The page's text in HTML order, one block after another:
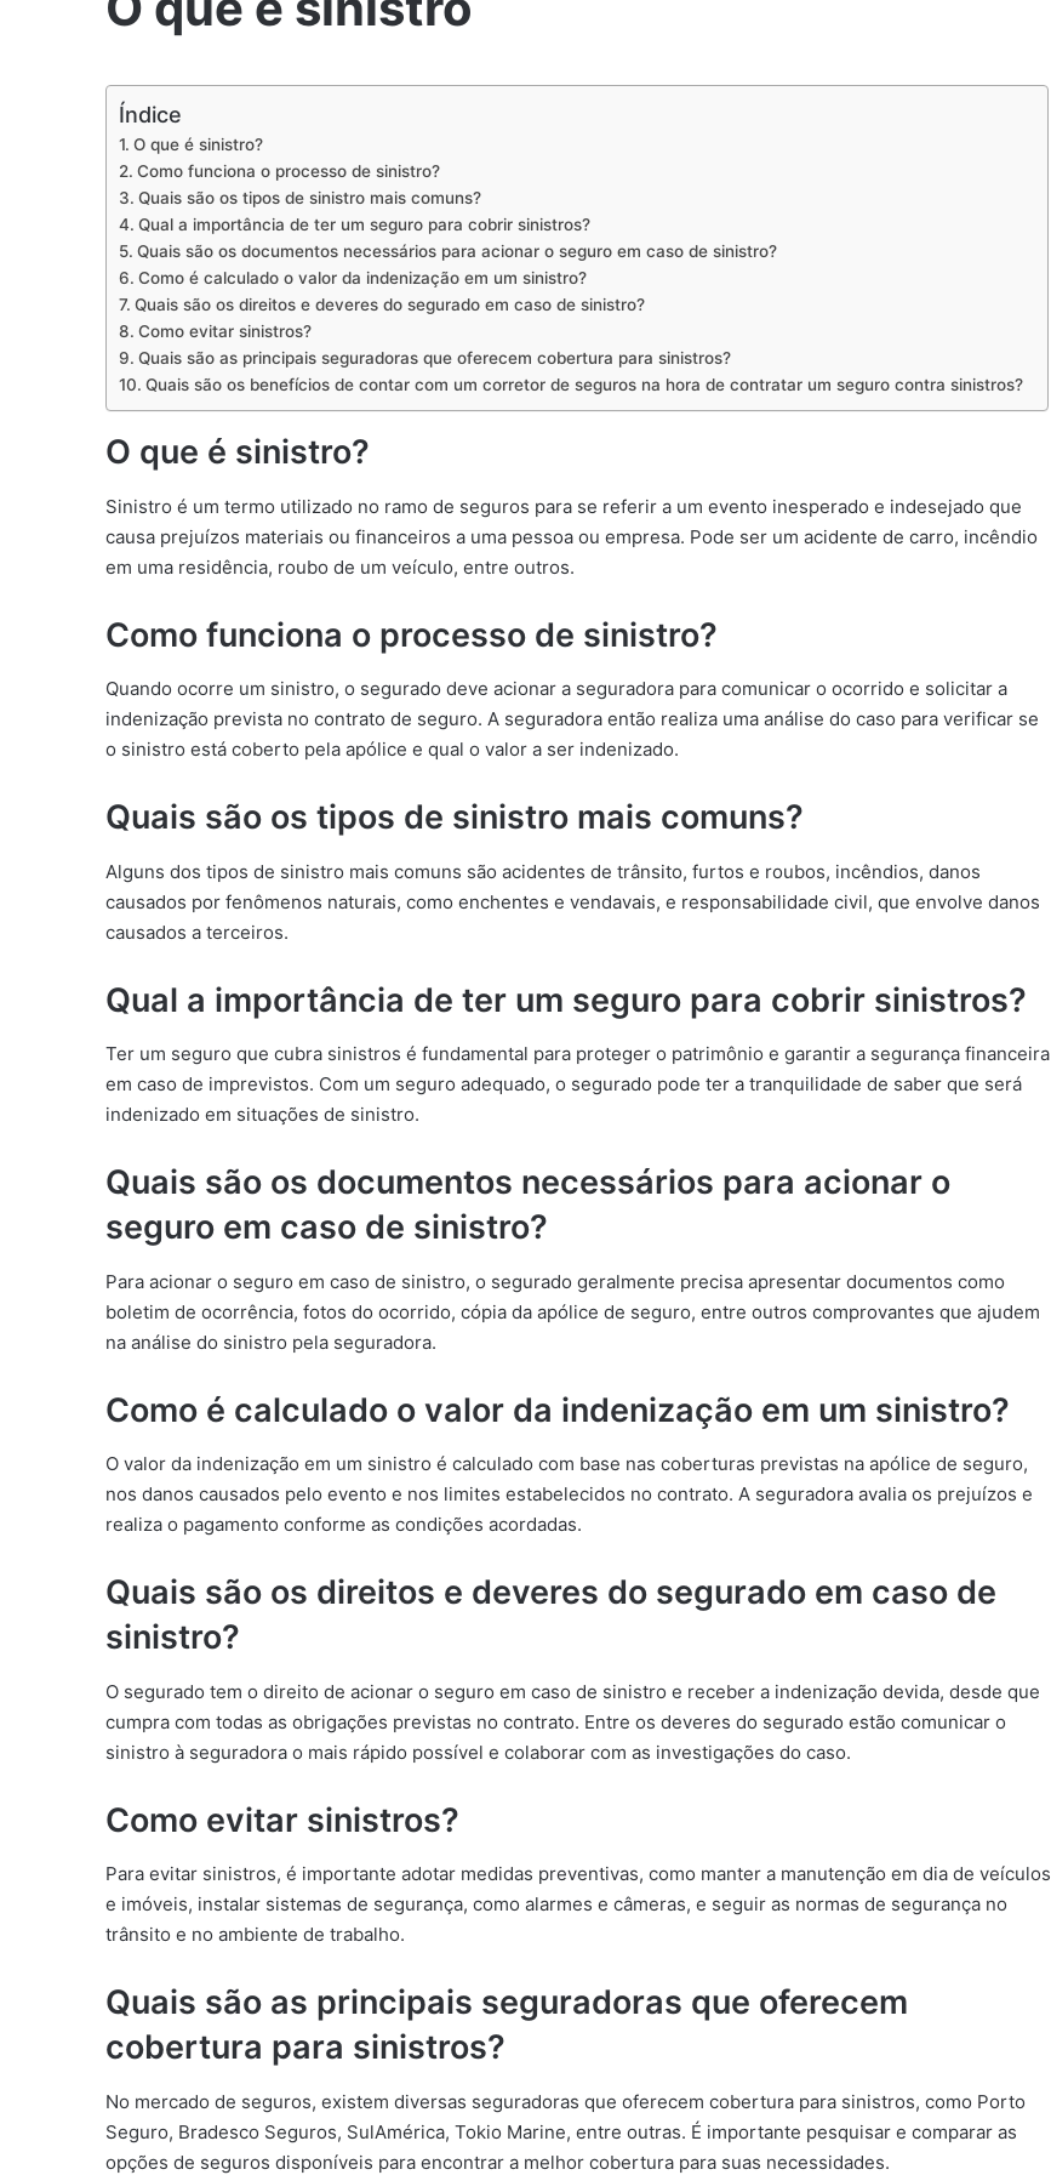
Índice
O que é sinistro?
Como funciona o processo de sinistro?
Quais são os tipos de sinistro mais comuns?
Qual a importância de ter um seguro para cobrir sinistros?
Quais são os documentos necessários para acionar o seguro em caso de sinistro?
Como é calculado o valor da indenização em um sinistro?
Quais são os direitos e deveres do segurado em caso de sinistro?
Como evitar sinistros?
Quais são as principais seguradoras que oferecem cobertura para sinistros?
Quais são os benefícios de contar com um corretor de seguros na hora de contratar um seguro contra sinistros?
O que é sinistro?
Sinistro é um termo utilizado no ramo de seguros para se referir a um evento inesperado e indesejado que
causa prejuízos materiais ou financeiros a uma pessoa ou empresa. Pode ser um acidente de carro, incêndio
em uma residência, roubo de um veículo, entre outros.
Como funciona o processo de sinistro?
Quando ocorre um sinistro, o segurado deve acionar a seguradora para comunicar o ocorrido e solicitar a
indenização prevista no contrato de seguro. A seguradora então realiza uma análise do caso para verificar se
o sinistro está coberto pela apólice e qual o valor a ser indenizado.
Quais são os tipos de sinistro mais comuns?
Alguns dos tipos de sinistro mais comuns são acidentes de trânsito, furtos e roubos, incêndios, danos
causados por fenômenos naturais, como enchentes e vendavais, e responsabilidade civil, que envolve danos
causados a terceiros.
Qual a importância de ter um seguro para cobrir sinistros?
Ter um seguro que cubra sinistros é fundamental para proteger o patrimônio e garantir a segurança financeira
em caso de imprevistos. Com um seguro adequado, o segurado pode ter a tranquilidade de saber que será
indenizado em situações de sinistro.
Quais são os documentos necessários para acionar o
seguro em caso de sinistro?
Para acionar o seguro em caso de sinistro, o segurado geralmente precisa apresentar documentos como
boletim de ocorrência, fotos do ocorrido, cópia da apólice de seguro, entre outros comprovantes que ajudem
na análise do sinistro pela seguradora.
Como é calculado o valor da indenização em um sinistro?
O valor da indenização em um sinistro é calculado com base nas coberturas previstas na apólice de seguro,
nos danos causados pelo evento e nos limites estabelecidos no contrato. A seguradora avalia os prejuízos e
realiza o pagamento conforme as condições acordadas.
Quais são os direitos e deveres do segurado em caso de
sinistro?
O segurado tem o direito de acionar o seguro em caso de sinistro e receber a indenização devida, desde que
cumpra com todas as obrigações previstas no contrato. Entre os deveres do segurado estão comunicar o
sinistro à seguradora o mais rápido possível e colaborar com as investigações do caso.
Como evitar sinistros?
Para evitar sinistros, é importante adotar medidas preventivas, como manter a manutenção em dia de veículos
e imóveis, instalar sistemas de segurança, como alarmes e câmeras, e seguir as normas de segurança no
trânsito e no ambiente de trabalho.
Quais são as principais seguradoras que oferecem
cobertura para sinistros?
No mercado de seguros, existem diversas seguradoras que oferecem cobertura para sinistros, como Porto
Seguro, Bradesco Seguros, SulAmérica, Tokio Marine, entre outras. É importante pesquisar e comparar as
opções de seguros disponíveis para encontrar a melhor cobertura para suas necessidades.